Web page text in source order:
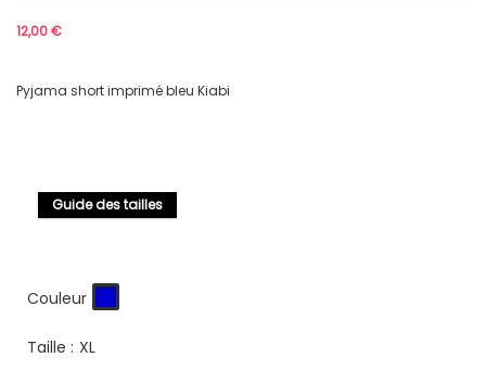
12,00€
Pyjama short imprimé bleu Kiabi
Guide des tailles
Couleur
Taille : XL